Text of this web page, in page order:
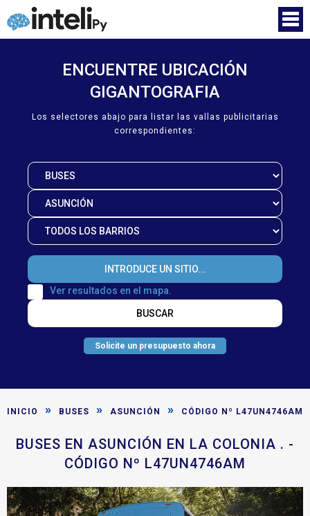
ENCUENTRE UBICACIÓN
GIGANTOGRAFIA
Los selectores abajo para listar las vallas publicitarias
correspondientes:
Ver resultados en el mapa.
Solicite un presupuesto ahora
INICIO » BUSES » ASUNCIÓN » CÓDIGO Nº L47UN4746AM
BUSES EN ASUNCIÓN EN LA COLONIA . -
CÓDIGO Nº L47UN4746AM